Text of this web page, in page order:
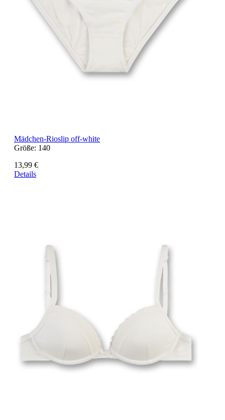
Mädchen-Rioslip off-white
Größe: 140
13,99 €
Details